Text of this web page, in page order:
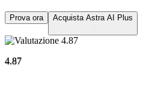
Prova ora Acquista Astra AI Plus
4.87